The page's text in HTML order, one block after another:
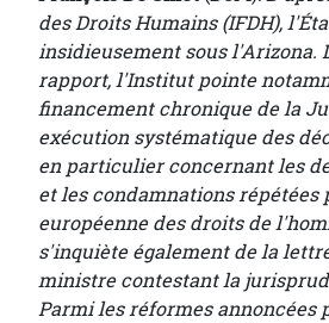
des Droits Humains (IFDH),
insidieusement sous l'Arizona.
rapport, l'Institut pointe
financement chronique de la
exécution systématique des
en particulier concernant les
et les condamnations répétées
européenne des droits de
s'inquiète également de la
ministre contestant la
Parmi les réformes annoncées